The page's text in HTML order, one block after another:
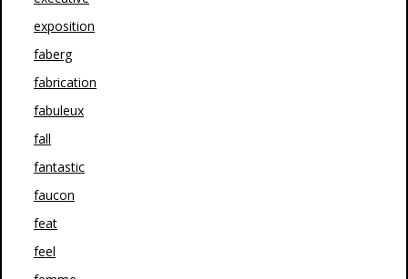
exposition
faberg
fabrication
fabuleux
fall
fantastic
faucon
feat
feel